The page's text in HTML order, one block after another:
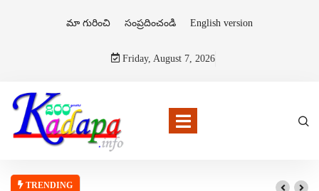
మా గురించి సంప్రదించండి English version
Friday, August 7, 2026
TRENDING